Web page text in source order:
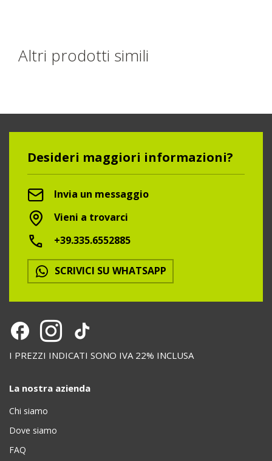
Altri prodotti simili
Desideri maggiori informazioni?
Invia un messaggio
Vieni a trovarci
+39.335.6552885
SCRIVICI SU WHATSAPP
I PREZZI INDICATI SONO IVA 22% INCLUSA
La nostra azienda
Chi siamo
Dove siamo
FAQ